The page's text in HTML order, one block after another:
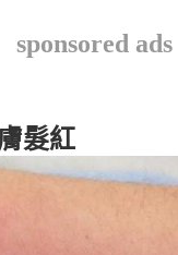
sponsored ads
髮紅